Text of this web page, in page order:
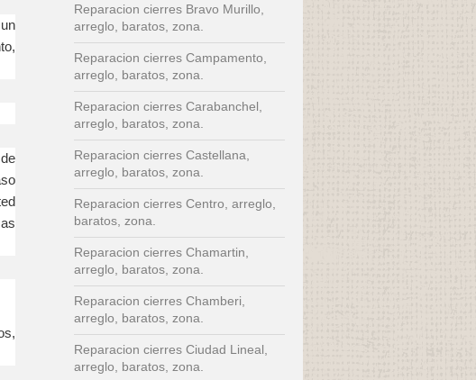
Reparacion cierres Bravo Murillo,
arreglo, baratos, zona.
Reparacion cierres Campamento,
arreglo, baratos, zona.
Reparacion cierres Carabanchel,
arreglo, baratos, zona.
Reparacion cierres Castellana,
arreglo, baratos, zona.
Reparacion cierres Centro, arreglo,
baratos, zona.
Reparacion cierres Chamartin,
arreglo, baratos, zona.
Reparacion cierres Chamberi,
arreglo, baratos, zona.
Reparacion cierres Ciudad Lineal,
arreglo, baratos, zona.